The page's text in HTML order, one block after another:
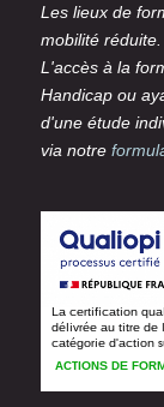
Les lieux de
mobilité réduite.
L'accès à la
Handicap ou
d'une étude
via notre